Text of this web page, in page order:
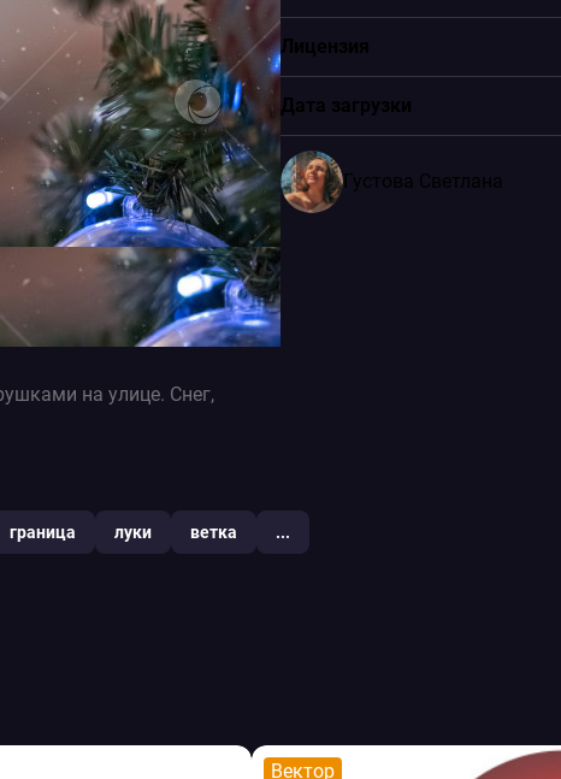
Лицензия
Дата загрузки
Густова Светлана
на улице. Снег,
граница луки ветка ...
Вектор